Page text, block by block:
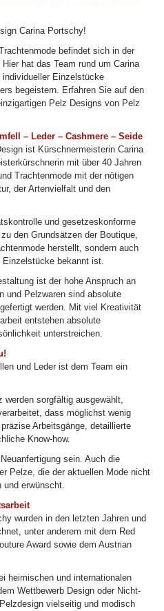
Carina Portschy!
befindet sich in der
hat das Team rund um Carina
Einzelstücke
begeistern. Erfahren Sie auf den
Pelz Designs von Pelz
– Leder – Cashmere – Seide
ist Kürschnermeisterin Carina
mit über 40 Jahren
Trachtenmode mit der nötigen
der Artenvielfalt und den
und gesetzeskonforme
den Grundsätzen der Boutique,
herstellt, sondern auch
bekannt ist.
ist der hohe Anspruch an
und Pelzwaren sind absolute
werden. Mit viel Kreativität
entstehen absolute
unterstreichen.
und Leder ist dem Team ein
werden sorgfältig ausgewählt,
dass möglichst wenig
Arbeitsgänge, detaillierte
Know-how.
sein. Auch die
Pelze, die der aktuellen Mode nicht
und erwünscht.
wurden in den letzten Jahren und
unter anderem mit dem Red
Award sowie dem Austrian
heimischen und internationalen
Wettbewerb Design oder Nicht-
vielseitig und modisch